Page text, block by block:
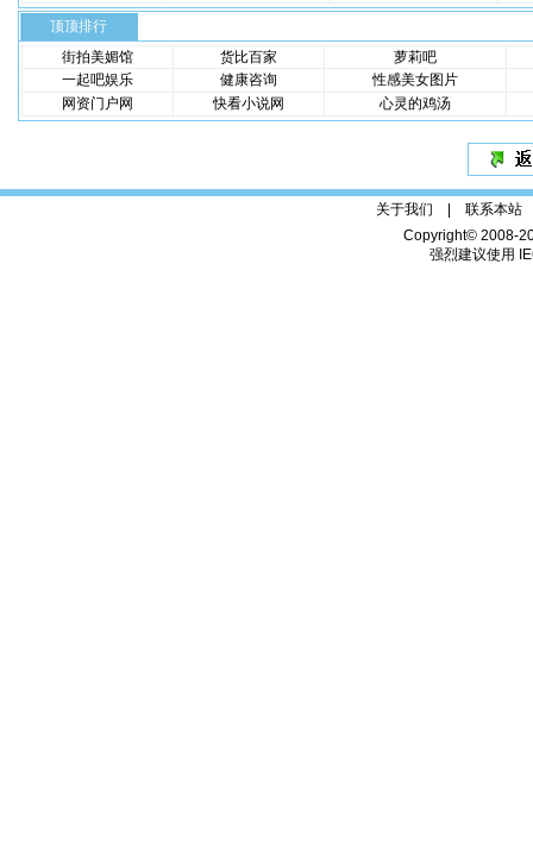
顶顶排行
街拍美媚馆
货比百家
萝莉吧
一起吧娱乐
健康咨询
性感美女图片
网资门户网
快看小说网 心灵的鸡汤
关于我们 | 联系本站
Copyright© 2008-
强烈建议使用